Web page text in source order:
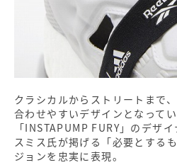
クラシカルからストリートまで
合わせやすいデザインとなって
「INSTAPUMP FURY」のデザ
スミス氏が掲げる「必要とする
ジョンを忠実に表現。